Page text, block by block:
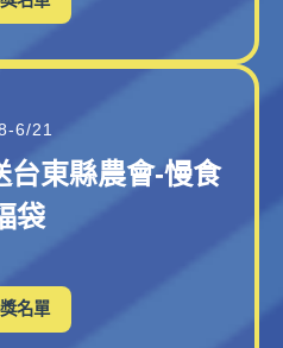
6/21
台東縣農會-慢食
袋
名單